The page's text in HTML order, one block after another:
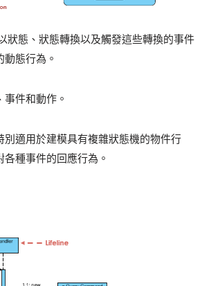
狀態、狀態轉換以及觸發這些轉換的事件
態行為。
件和動作。
別適用於建模具有複雜狀態機的物件行
種事件的回應行為。